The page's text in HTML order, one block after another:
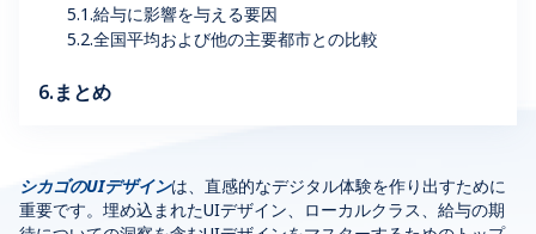
シカゴのUIデザインは、直感的なデジタル体験を作り出すために
重要です。埋め込まれたUIデザイン、ローカルクラス、給与の期
5.1.給与に影響を与える要因
5.2.全国平均および他の主要都市との比較
6.まとめ